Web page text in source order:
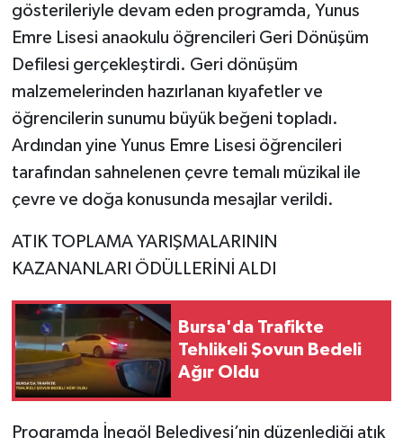
gösterileriyle devam eden programda, Yunus
Emre Lisesi anaokulu öğrencileri Geri Dönüşüm
Defilesi gerçekleştirdi. Geri dönüşüm
malzemelerinden hazırlanan kıyafetler ve
öğrencilerin sunumu büyük beğeni topladı.
Ardından yine Yunus Emre Lisesi öğrencileri
tarafından sahnelenen çevre temalı müzikal ile
çevre ve doğa konusunda mesajlar verildi.
ATIK TOPLAMA YARIŞMALARININ
KAZANANLARI ÖDÜLLERİNİ ALDI
Bursa'da Trafikte
Tehlikeli Şovun Bedeli
Ağır Oldu
Programda İnegöl Belediyesi’nin düzenlediği atık